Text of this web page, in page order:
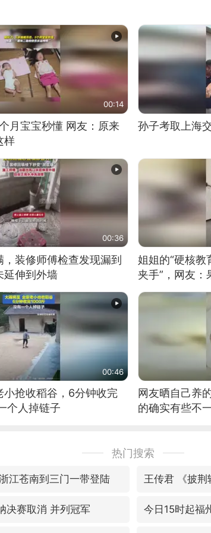
00:14
月宝宝秒懂 网友：原来
样
孙子考取上海
00:36
，装修师傅检查发现漏到
延伸到外墙
姐姐的“硬核教
夹手”，网友：
00:46
小抢收稻谷，6分钟收完
个人掉链子
网友晒自己养
的确实有些不
热门搜索
江苍南到三门一带登陆 王传君 《披荆
决赛取消 并列冠军 今日15时起福